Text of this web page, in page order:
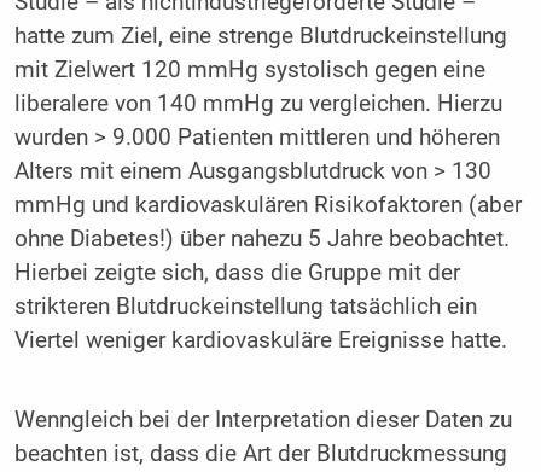
hatte zum Ziel, eine strenge Blutdruckeinstellung
mit Zielwert 120 mmHg systolisch gegen eine
liberalere von 140 mmHg zu vergleichen. Hierzu
wurden > 9.000 Patienten mittleren und höheren
Alters mit einem Ausgangsblutdruck von > 130
mmHg und kardiovaskulären Risikofaktoren (aber
ohne Diabetes!) über nahezu 5 Jahre beobachtet.
Hierbei zeigte sich, dass die Gruppe mit der
strikteren Blutdruckeinstellung tatsächlich ein
Viertel weniger kardiovaskuläre Ereignisse hatte.
Wenngleich bei der Interpretation dieser Daten zu
beachten ist, dass die Art der Blutdruckmessung